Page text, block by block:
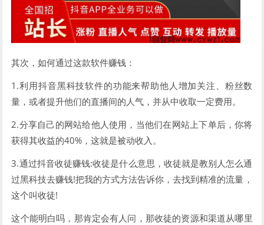
其次，如何通过这款软件赚钱：
1.利用抖音黑科技软件的功能来帮助他人增加关注、粉丝数
量，或者提升他们的直播间的人气，并从中收取一定费用。
2.分享自己的网站给他人使用，当他们在网站上下单后，你将
获得其收益的40%，这就是被动收入。
3.通过抖音收徒赚钱:收徒是什么意思，收徒就是教别人怎么通
过黑科技去赚钱!把我的方式方法告诉你，去找到精准的流量，
这个叫收徒!
这个能明白吗，那肯定会有人问，那收徒的资源和渠道从哪里